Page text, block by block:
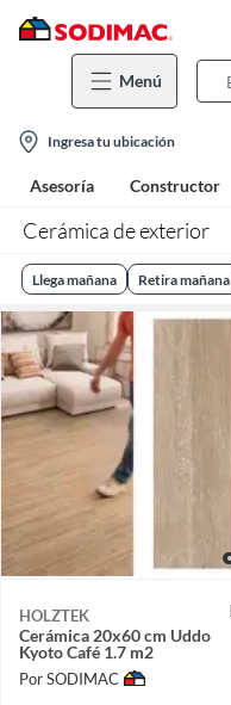
Menú
location-
icon
Ingresa tu ubicación
Asesoría Constructor
Cerámica de exterior
Llega mañana Retira mañana
HOLZTEK
Cerámica 20x60 cm Uddo
Kyoto Café 1.7 m2
Por SODIMAC